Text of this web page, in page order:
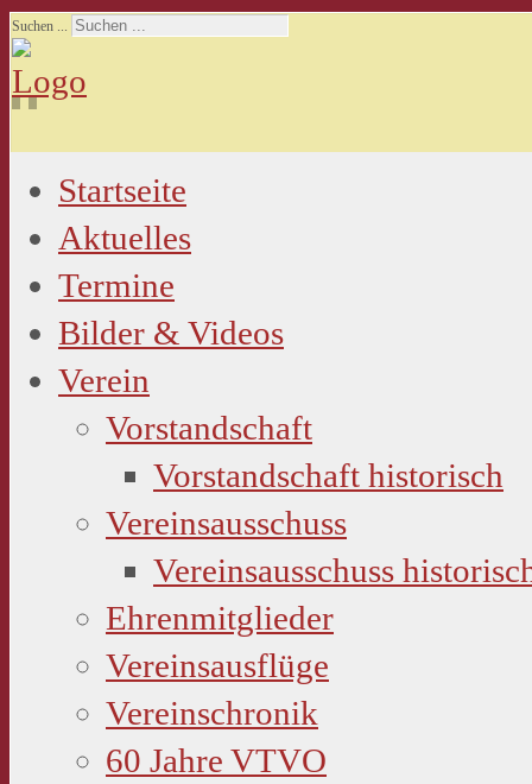
Suchen ...
Startseite
Aktuelles
Termine
Bilder & Videos
Verein
Vorstandschaft
Vorstandschaft historisch
Vereinsausschuss
Vereinsausschuss
Ehrenmitglieder
Vereinsausflüge
Vereinschronik
60 Jahre VTVO